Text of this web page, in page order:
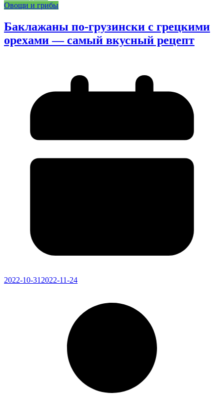
Овощи и грибы
Баклажаны по-грузински с грецкими
орехами — самый вкусный рецепт
2022-10-31 2022-11-24